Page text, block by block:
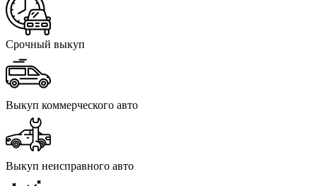
Срочный выкуп
Выкуп коммерческого авто
Выкуп неисправного авто